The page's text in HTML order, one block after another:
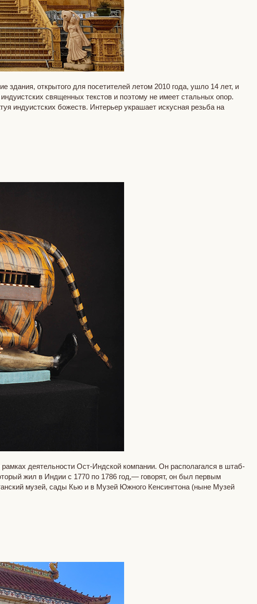
открытого для посетителей летом 2010 года, ушло 14 лет, и
священных текстов и поэтому не имеет стальных опор.
индуистских божеств. Интерьер украшает искусная резьба на
деятельности Ост-Индской компании. Он располагался в штаб-
жил в Индии с 1770 по 1786 год,— говорят, он был первым
музей, сады Кью и в Музей Южного Кенсингтона (ныне Музей